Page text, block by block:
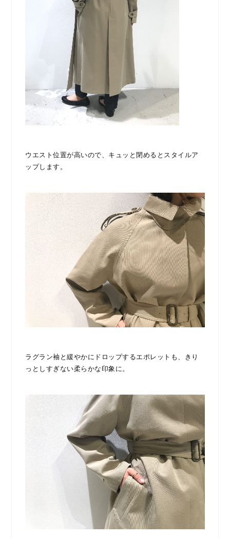
ウエスト位置が高いので、キュッと閉めるとスタイルア
ップします。
ラグラン袖と緩やかにドロップするエポレットも、きり
っとしすぎない柔らかな印象に。